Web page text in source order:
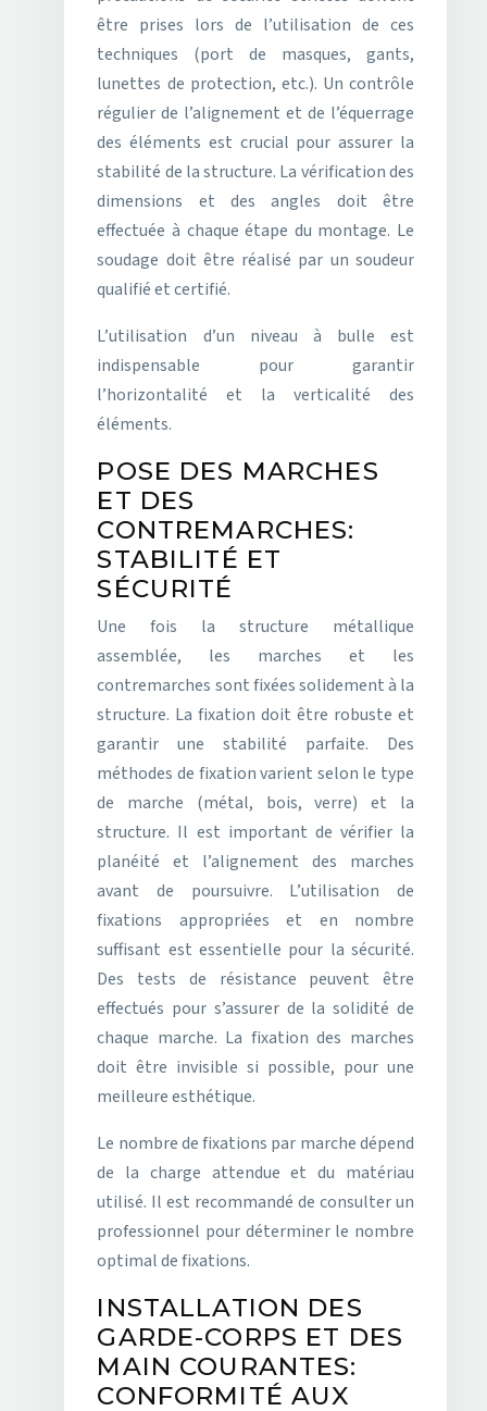
être prises lors de l’utilisation de ces
techniques (port de masques, gants,
lunettes de protection, etc.). Un contrôle
régulier de l’alignement et de l’équerrage
des éléments est crucial pour assurer la
stabilité de la structure. La vérification des
dimensions et des angles doit être
effectuée à chaque étape du montage. Le
soudage doit être réalisé par un soudeur
qualifié et certifié.
L’utilisation d’un niveau à bulle est
indispensable pour garantir
l’horizontalité et la verticalité des
éléments.
POSE DES MARCHES
ET DES
CONTREMARCHES:
STABILITÉ ET
SÉCURITÉ
Une fois la structure métallique
assemblée, les marches et les
contremarches sont fixées solidement à la
structure. La fixation doit être robuste et
garantir une stabilité parfaite. Des
méthodes de fixation varient selon le type
de marche (métal, bois, verre) et la
structure. Il est important de vérifier la
planéité et l’alignement des marches
avant de poursuivre. L’utilisation de
fixations appropriées et en nombre
suffisant est essentielle pour la sécurité.
Des tests de résistance peuvent être
effectués pour s’assurer de la solidité de
chaque marche. La fixation des marches
doit être invisible si possible, pour une
meilleure esthétique.
Le nombre de fixations par marche dépend
de la charge attendue et du matériau
utilisé. Il est recommandé de consulter un
professionnel pour déterminer le nombre
optimal de fixations.
INSTALLATION DES
GARDE-CORPS ET DES
MAIN COURANTES:
CONFORMITÉ AUX